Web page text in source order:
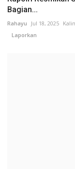
Bagian...
Rahayu Jul 18, 2025
Laporkan